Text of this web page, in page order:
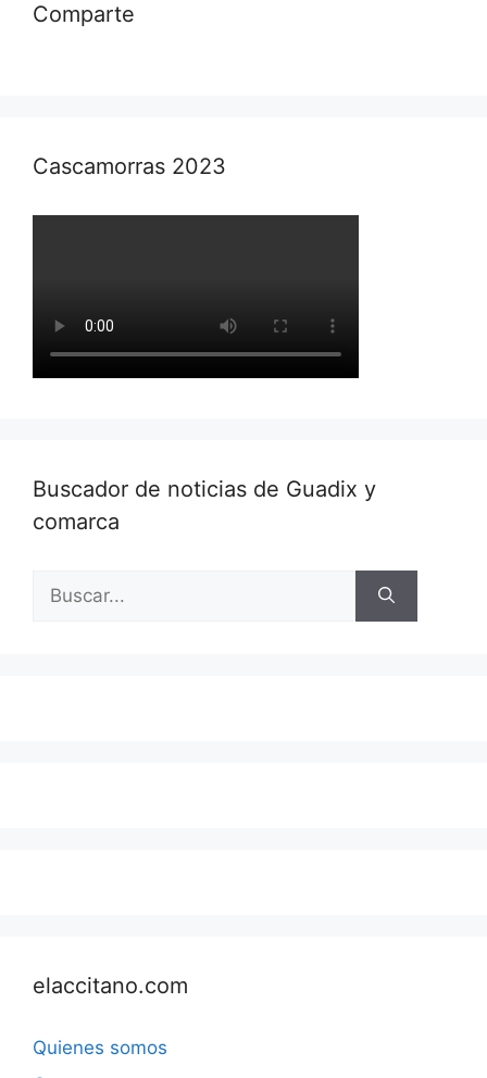
Comparte
Cascamorras 2023
Buscador de noticias de Guadix y
comarca
Buscar:
elaccitano.com
Quienes somos